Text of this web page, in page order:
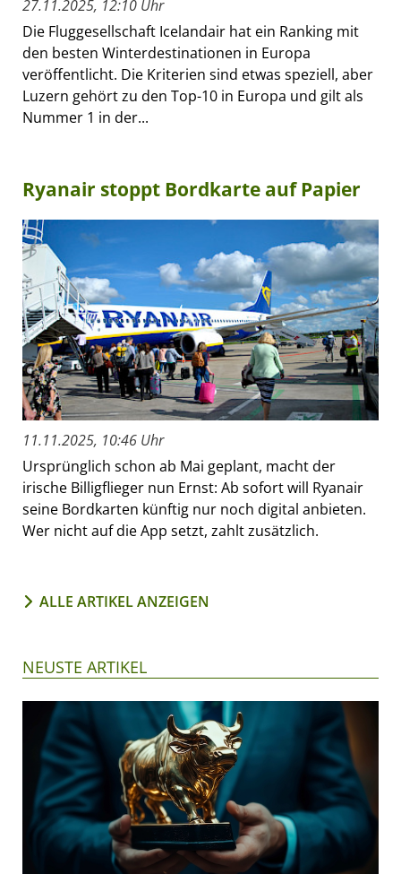
27.11.2025, 12:10 Uhr
Die Fluggesellschaft Icelandair hat ein Ranking mit
den besten Winterdestinationen in Europa
veröffentlicht. Die Kriterien sind etwas speziell, aber
Luzern gehört zu den Top-10 in Europa und gilt als
Nummer 1 in der...
Ryanair stoppt Bordkarte auf Papier
11.11.2025, 10:46 Uhr
Ursprünglich schon ab Mai geplant, macht der
irische Billigflieger nun Ernst: Ab sofort will Ryanair
seine Bordkarten künftig nur noch digital anbieten.
Wer nicht auf die App setzt, zahlt zusätzlich.
ALLE ARTIKEL ANZEIGEN
NEUSTE ARTIKEL